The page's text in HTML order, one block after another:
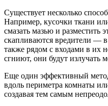
Существует несколько
Например, кусочки ткани
смазать мазью и разместить
скапливаются вредители —
также рядом с входами в их
сгниют, они будут
Еще один эффективный
вдоль периметра комнаты
создавая тем самым